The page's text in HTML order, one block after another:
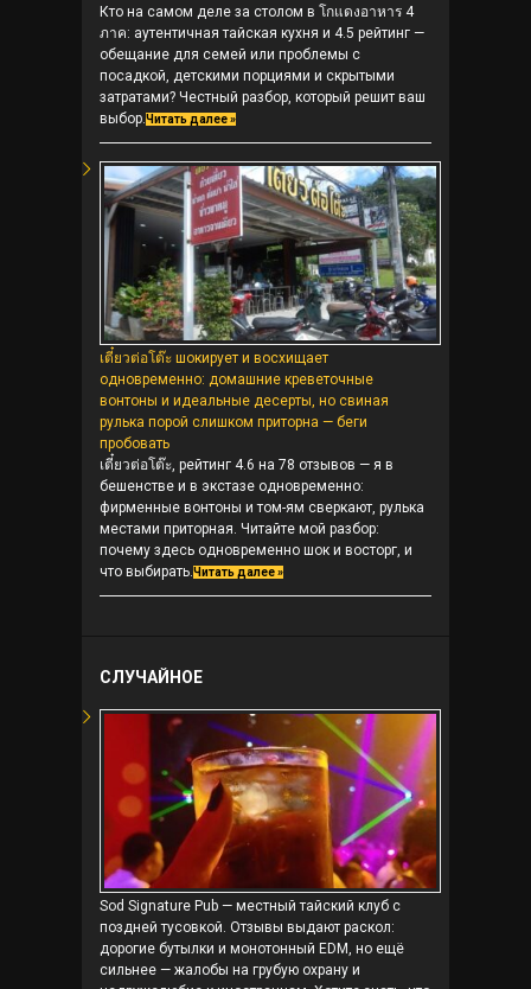
Кто на самом деле за столом в โกแดงอาหาร 4
ภาค: аутентичная тайская кухня и 4.5 рейтинг —
обещание для семей или проблемы с
посадкой, детскими порциями и скрытыми
затратами? Честный разбор, который решит ваш
выбор.Читать далее »
เตี๋ยวต่อโต๊ะ шокирует и восхищает
одновременно: домашние креветочные
вонтоны и идеальные десерты, но свиная
рулька порой слишком приторна — беги
пробовать
เตี๋ยวต่อโต๊ะ, рейтинг 4.6 на 78 отзывов — я в
бешенстве и в экстазе одновременно:
фирменные вонтоны и том-ям сверкают, рулька
местами приторная. Читайте мой разбор:
почему здесь одновременно шок и восторг, и
что выбирать.Читать далее »
СЛУЧАЙНОЕ
Sod Signature Pub — местный тайский клуб с
поздней тусовкой. Отзывы выдают раскол:
дорогие бутылки и монотонный EDM, но ещё
сильнее — жалобы на грубую охрану и